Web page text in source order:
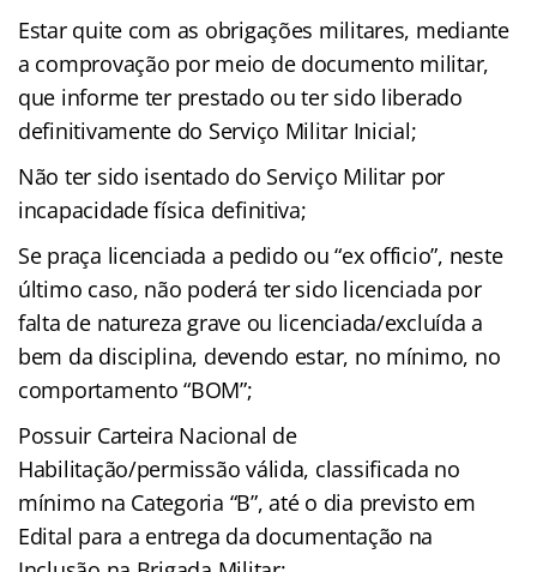
Estar quite com as obrigações militares, mediante
a comprovação por meio de documento militar,
que informe ter prestado ou ter sido liberado
definitivamente do Serviço Militar Inicial;
Não ter sido isentado do Serviço Militar por
incapacidade física definitiva;
Se praça licenciada a pedido ou “ex officio”, neste
último caso, não poderá ter sido licenciada por
falta de natureza grave ou licenciada/excluída a
bem da disciplina, devendo estar, no mínimo, no
comportamento “BOM”;
Possuir Carteira Nacional de
Habilitação/permissão válida, classificada no
mínimo na Categoria “B”, até o dia previsto em
Edital para a entrega da documentação na